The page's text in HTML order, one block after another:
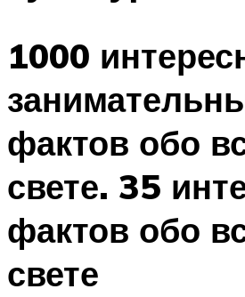
1000
фактов обо
свете. 35
фактов обо
свете